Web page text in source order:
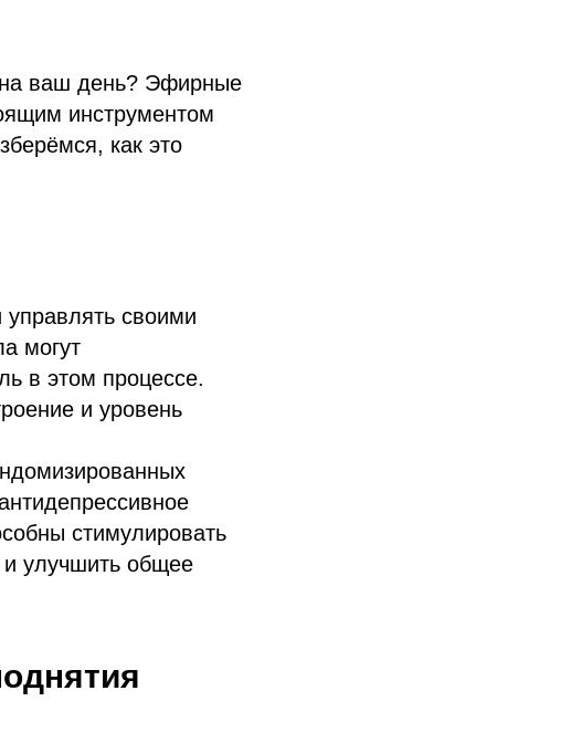
на ваш день? Эфирные
инструментом
как это
своими
могут
в этом процессе.
и уровень
стимулировать
и улучшить общее